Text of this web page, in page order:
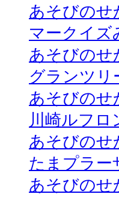
あそびのせ
マークイズ
あそびのせ
グランツリ
あそびのせ
川崎ルフロ
あそびのせ
たまプラー
あそびのせ